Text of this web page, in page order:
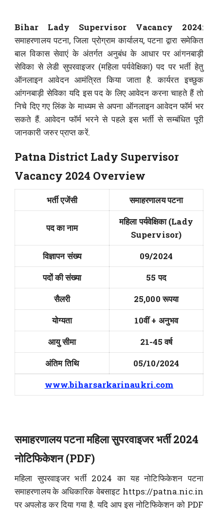
Bihar Lady Supervisor Vacancy 2024:
समाहरणालय पटना, जिला प्रोग्राम कार्यालय, पटना द्वारा समेकित
बाल विकास सेवाएं के अंतर्गत अनुबंध के आधार पर आंगनबाड़ी
सेविका से लेडी सुपरवाइजर (महिला पर्यवेक्षिका) पद पर भर्ती हेतु
ऑनलाइन आवेदन आमंत्रित किया जाता है. कार्यरत इच्छुक
आंगनबाड़ी सेविका यदि इस पद के लिए आवेदन करना चाहते हैं तो
निचे दिए गए लिंक के माध्यम से अपना ऑनलाइन आवेदन फॉर्म भर
सकते हैं. आवेदन फॉर्म भरने से पहले इस भर्ती से सम्बंधित पूरी
जानकारी जरुर प्राप्त करें.
Patna District Lady Supervisor
Vacancy 2024 Overview
भर्ती एजेंसी समाहरणालय पटना
पद का नाम
महिला पर्यवेक्षिका (Lady
Supervisor)
विज्ञापन संख्य
09/2024
पदों की संख्या
55 पद
सैलरी
25,000 रूपया
योग्यता
10वीं + अनुभव
आयु सीमा
21-45 वर्ष
अंतिम तिथि
05/10/2024
www.biharsarkarinaukri.com
समाहरणालय पटना महिला सुपरवाइजर भर्ती 2024
नोटिफिकेशन (PDF)
महिला सुपरवाइजर भर्ती 2024 का यह नोटिफिकेशन पटना
समाहरणालय के अधिकारिक वेबसाइट https://patna.nic.in
पर अपलोड कर दिया गया है. यदि आप इस नोटिफिकेशन को PDF